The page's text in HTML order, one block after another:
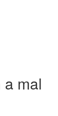
mal